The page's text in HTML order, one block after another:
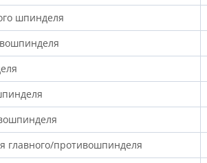
шпинделя
главного/противошпинделя